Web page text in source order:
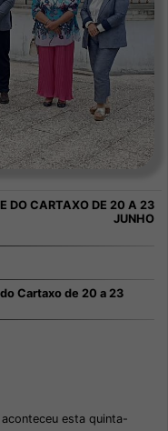
Cartaxo de 20 a 23
esta quinta-